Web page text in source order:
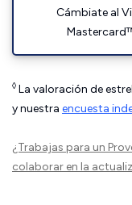
Cámbiate al
◊ La valoración de
y nuestra encuesta
¿Trabajas para un
colaborar en la